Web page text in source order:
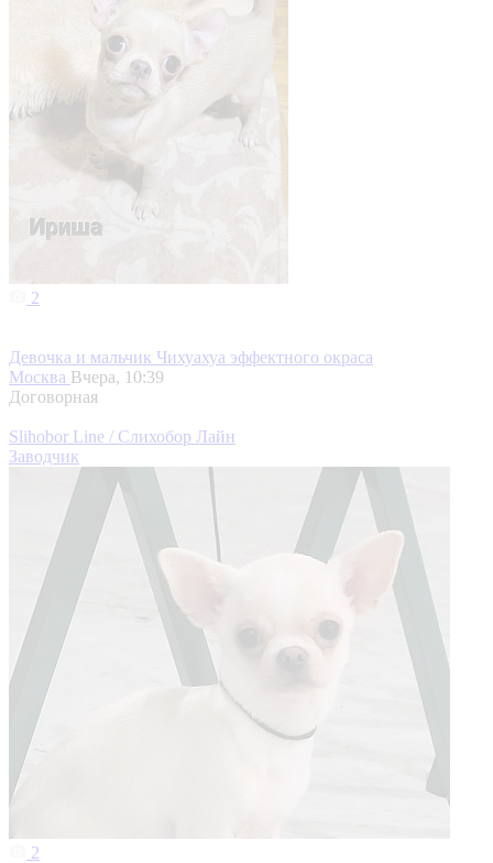
2
Девочка и мальчик Чихуахуа эффектного окраса
Москва Вчера, 10:39
Договорная
Slihobor Line / Слихобор Лайн
Заводчик
2